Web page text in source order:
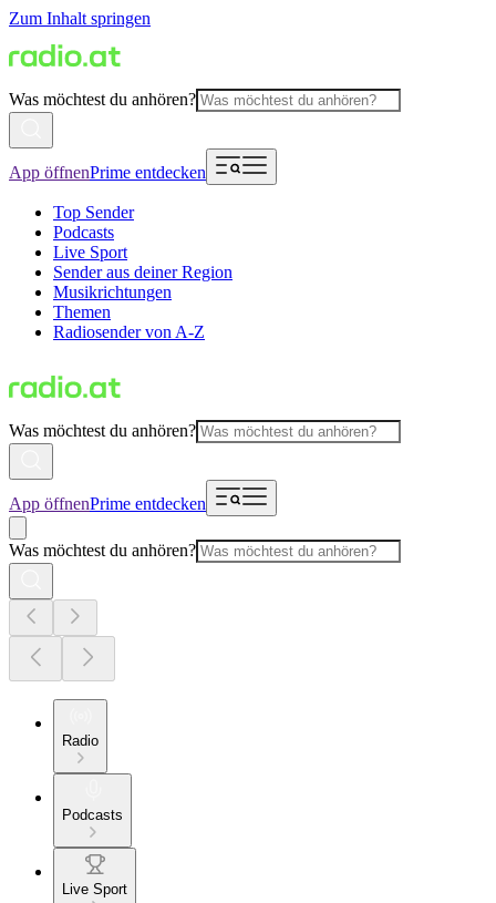
Zum Inhalt springen
Was möchtest du anhören?
App öffnenPrime entdecken
Top Sender
Podcasts
Live Sport
Sender aus deiner Region
Musikrichtungen
Themen
Radiosender von A-Z
Was möchtest du anhören?
App öffnenPrime entdecken
Was möchtest du anhören?
Radio
Podcasts
Live Sport